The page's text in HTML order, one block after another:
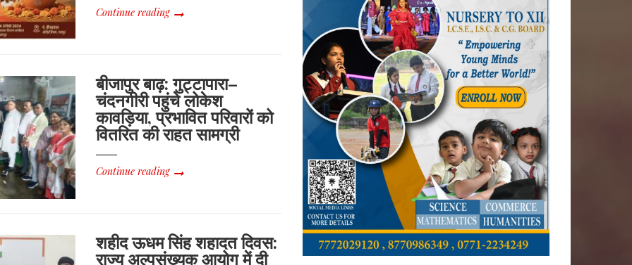
Continue reading
बीजापुर बाढ़: गुट्टापारा–
चंदनगीरी पहुंचे लोकेश
कावड़िया, प्रभावित परिवारों को
वितरित की राहत सामग्री
Continue reading
शहीद ऊधम सिंह शहादत दिवस:
राज्य अल्पसंख्यक आयोग में दी